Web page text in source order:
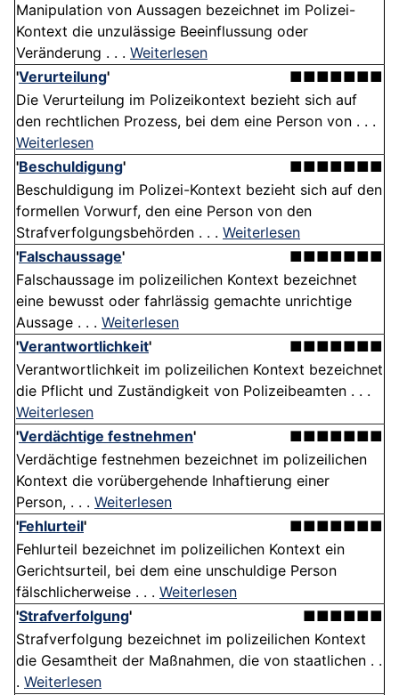
Manipulation von Aussagen bezeichnet im Polizei-
Kontext die unzulässige Beeinflussung oder
Veränderung . . . Weiterlesen
'Verurteilung'
■■■■■■■
Die Verurteilung im Polizeikontext bezieht sich auf
den rechtlichen Prozess, bei dem eine Person von . . .
Weiterlesen
'Beschuldigung'
■■■■■■■
Beschuldigung im Polizei-Kontext bezieht sich auf den
formellen Vorwurf, den eine Person von den
Strafverfolgungsbehörden . . . Weiterlesen
'Falschaussage'
■■■■■■■
Falschaussage im polizeilichen Kontext bezeichnet
eine bewusst oder fahrlässig gemachte unrichtige
Aussage . . . Weiterlesen
'Verantwortlichkeit'
■■■■■■■
Verantwortlichkeit im polizeilichen Kontext bezeichnet
die Pflicht und Zuständigkeit von Polizeibeamten . . .
Weiterlesen
'Verdächtige festnehmen'
■■■■■■■
Verdächtige festnehmen bezeichnet im polizeilichen
Kontext die vorübergehende Inhaftierung einer
Person, . . . Weiterlesen
'Fehlurteil'
■■■■■■■
Fehlurteil bezeichnet im polizeilichen Kontext ein
Gerichtsurteil, bei dem eine unschuldige Person
fälschlicherweise . . . Weiterlesen
'Strafverfolgung'
■■■■■■
Strafverfolgung bezeichnet im polizeilichen Kontext
die Gesamtheit der Maßnahmen, die von staatlichen . .
. Weiterlesen